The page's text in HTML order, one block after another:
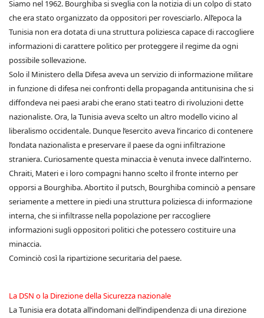
Siamo nel 1962. Bourghiba si sveglia con la notizia di un colpo di stato
che era stato organizzato da oppositori per rovesciarlo. All’epoca la
Tunisia non era dotata di una struttura poliziesca capace di raccogliere
informazioni di carattere politico per proteggere il regime da ogni
possibile sollevazione.
Solo il Ministero della Difesa aveva un servizio di informazione militare
in funzione di difesa nei confronti della propaganda antitunisina che si
diffondeva nei paesi arabi che erano stati teatro di rivoluzioni dette
nazionaliste. Ora, la Tunisia aveva scelto un altro modello vicino al
liberalismo occidentale. Dunque l’esercito aveva l’incarico di contenere
l’ondata nazionalista e preservare il paese da ogni infiltrazione
straniera. Curiosamente questa minaccia è venuta invece dall’interno.
Chraiti, Materi e i loro compagni hanno scelto il fronte interno per
opporsi a Bourghiba. Abortito il putsch, Bourghiba cominciò a pensare
seriamente a mettere in piedi una struttura poliziesca di informazione
interna, che si infiltrasse nella popolazione per raccogliere
informazioni sugli oppositori politici che potessero costituire una
minaccia.
Cominciò così la ripartizione securitaria del paese.
La DSN o la Direzione della Sicurezza nazionale
La Tunisia era dotata all’indomani dell’indipendenza di una direzione